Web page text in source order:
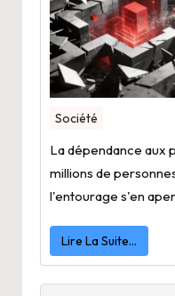
Société
La dépendance aux
millions de
l'entourage s'en
Lire La Suite…